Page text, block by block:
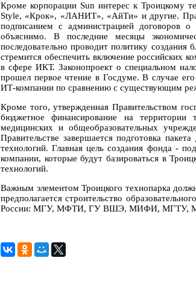
Кроме корпорации Sun интерес к Троицкому
Style, «Крок», «ЛАНИТ», «АйТи» и другие.
подписанием с администрацией договоров
объяснимо. В последние месяцы
последовательно проводит политику
стремится обеспечить включение российских
в сфере ИКТ. Законопроект о специальном
прошел первое чтение в Госдуме. В случае
ИТ-компании по сравнению с существующим
Кроме того, утвержденная Правительством
бюджетное финансирование на территории
медицинских и общеобразовательных
Правительстве завершается подготовка
технологий. Главная цель создания фонда -
компании, которые будут базироваться в
технологий.
Важным элементом Троицкого технопарка
предполагается строительство
России: МГУ, МФТИ, ГУ ВШЭ, МИФИ, МГТУ,